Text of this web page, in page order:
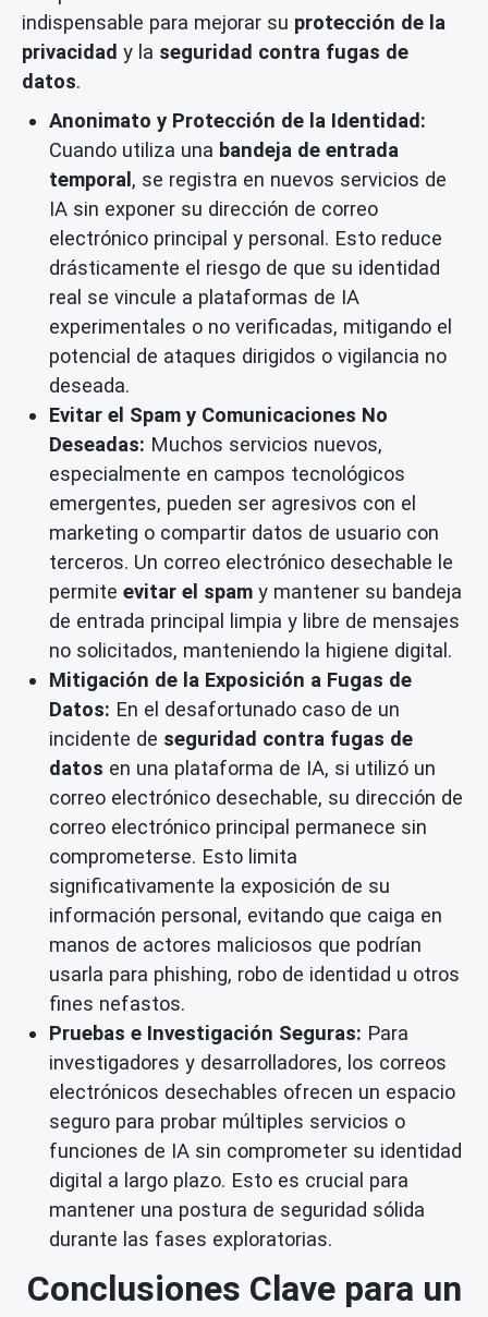
indispensable para mejorar su protección de la
privacidad y la seguridad contra fugas de
datos.
Anonimato y Protección de la Identidad:
Cuando utiliza una bandeja de entrada
temporal , se registra en nuevos servicios de
IA sin exponer su dirección de correo
electrónico principal y personal. Esto reduce
drásticamente el riesgo de que su identidad
real se vincule a plataformas de IA
experimentales o no verificadas, mitigando el
potencial de ataques dirigidos o vigilancia no
deseada.
Evitar el Spam y Comunicaciones No
Deseadas: Muchos servicios nuevos,
especialmente en campos tecnológicos
emergentes, pueden ser agresivos con el
marketing o compartir datos de usuario con
terceros. Un correo electrónico desechable le
permite evitar el spam y mantener su bandeja
de entrada principal limpia y libre de mensajes
no solicitados, manteniendo la higiene digital.
Mitigación de la Exposición a Fugas de
Datos: En el desafortunado caso de un
incidente de seguridad contra fugas de
datos en una plataforma de IA, si utilizó un
correo electrónico desechable, su dirección de
correo electrónico principal permanece sin
comprometerse. Esto limita
significativamente la exposición de su
información personal, evitando que caiga en
manos de actores maliciosos que podrían
usarla para phishing, robo de identidad u otros
fines nefastos.
Pruebas e Investigación Seguras: Para
investigadores y desarrolladores, los correos
electrónicos desechables ofrecen un espacio
seguro para probar múltiples servicios o
funciones de IA sin comprometer su identidad
digital a largo plazo. Esto es crucial para
mantener una postura de seguridad sólida
durante las fases exploratorias.
Conclusiones Clave para un